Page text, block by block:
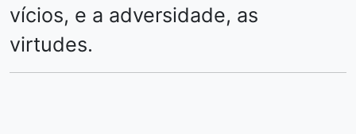
vícios, e a adversidade, as
virtudes.